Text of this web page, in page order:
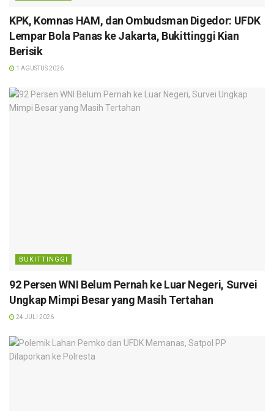
KPK, Komnas HAM, dan Ombudsman Digedor: UFDK
Lempar Bola Panas ke Jakarta, Bukittinggi Kian
Berisik
1 AGUSTUS 2026
BUKITTINGGI
92 Persen WNI Belum Pernah ke Luar Negeri, Survei
Ungkap Mimpi Besar yang Masih Tertahan
24 JULI 2026